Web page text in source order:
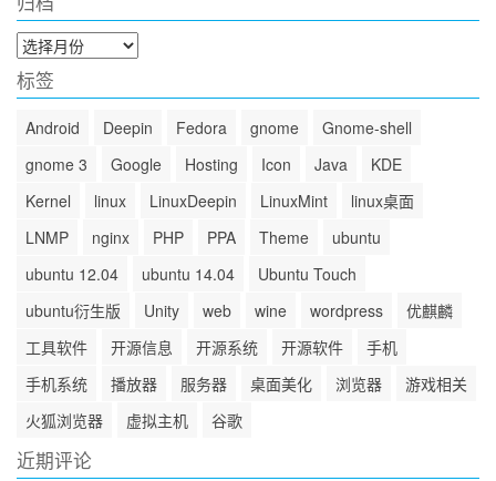
归
档
标签
Android Deepin Fedora gnome
Gnome-shell
gnome 3
Google Hosting Icon Java
KDE
Kernel
linux LinuxDeepin LinuxMint
linux桌面
LNMP
nginx PHP PPA Theme
ubuntu
ubuntu 12.04
ubuntu 14.04
Ubuntu Touch
ubuntu衍生版
Unity web wine wordpress
优麒麟
工具软件
开源信息 开源系统 开源软件
手机
手机系统
播放器 服务器 桌面美化 浏览器
游戏相关
火狐浏览器
虚拟主机 谷歌
近期评论